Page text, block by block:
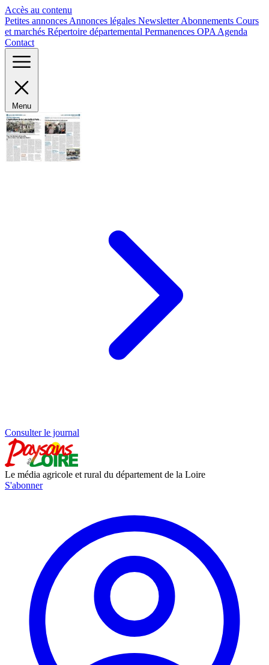
Accès au contenu
Petites annonces Annonces légales NewsletterAbonnements Cours
et marchés Répertoire départemental Permanences OPA Agenda
Contact
Menu
Consulter le journal
Le média agricole et rural du département de la Loire
S'abonner
Panneau de gestion des cookies